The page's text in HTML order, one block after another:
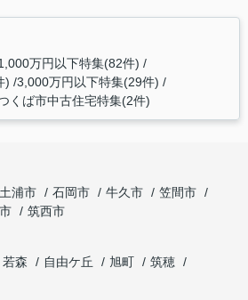
万円以下特集(82件)
) 3,000万円以下特集(29件)
くば市中古住宅特集(2件)
土浦市 石岡市 牛久市
笠間市
筑西市
若森 自由ケ丘 旭町
筑穂